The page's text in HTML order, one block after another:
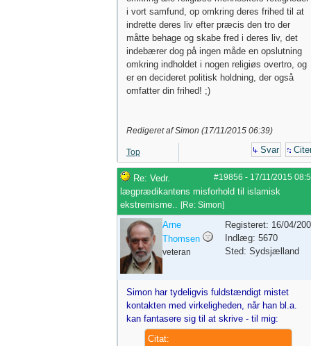
i vort samfund, op omkring deres frihed til at
indrette deres liv efter præcis den tro der
måtte behage og skabe fred i deres liv, det
indebærer dog på ingen måde en opslutning
omkring indholdet i nogen religiøs overtro, og
er en decideret politisk holdning, der også
omfatter din frihed! ;)
Redigeret af Simon (17/11/2015 06:39)
Top Svar
#19856 - 17/11/2015
Re: Vedr.
lægprædikantens misforhold til islamisk
ekstremisme.. [Re: Simon]
Arne
Thomsen
veteran
Registeret: 16/04/
Indlæg: 5670
Sted: Sydsjælland
Simon har tydeligvis fuldstændigt mistet
kontakten med virkeligheden, når han bl.a.
kan fantasere sig til at skrive - til mig:
Citat: